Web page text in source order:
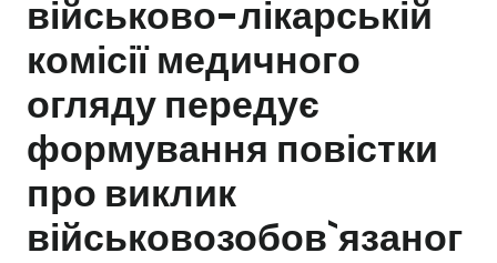
військово-лікарській
комісії медичного
огляду передує
формування повістки
про виклик
військовозобов`язаног